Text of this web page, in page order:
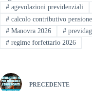
#agevolazioni previdenziali
#calcolo contributivo pensione
#Manovra 2026 #
#regime forfettario 2026
PRECEDENTE